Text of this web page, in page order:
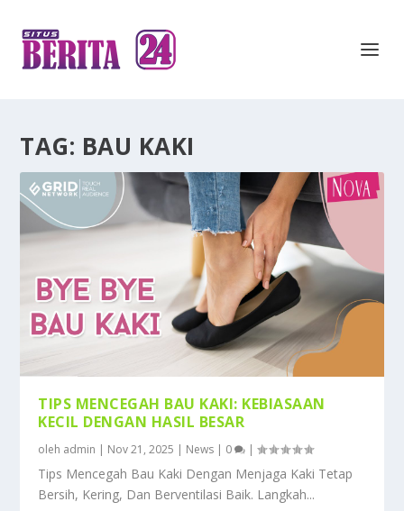
TAG: BAU KAKI
TIPS MENCEGAH BAU KAKI: KEBIASAAN
KECIL DENGAN HASIL BESAR
oleh admin | Nov 21, 2025 | News | 0 |
Tips Mencegah Bau Kaki Dengan Menjaga Kaki Tetap
Bersih, Kering, Dan Berventilasi Baik. Langkah...